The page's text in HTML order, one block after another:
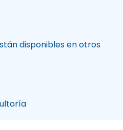
disponibles en otros